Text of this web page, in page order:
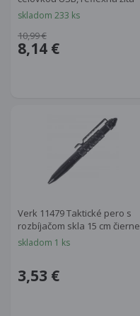
skladom 233 ks
8,14 €
10,99 €
Verk 11479 Taktické pero s
rozbíjačom skla 15 cm čierne
skladom 1 ks
3,53 €